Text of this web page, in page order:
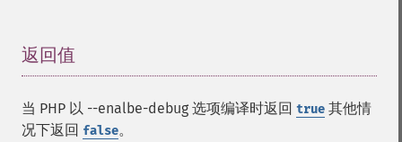
返回值
当 PHP 以 --enalbe-debug 选项编译时返回 true 其他情
况下返回 false。